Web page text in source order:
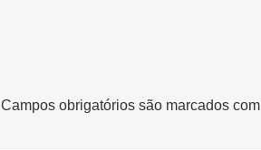
Campos obrigatórios são marcados com